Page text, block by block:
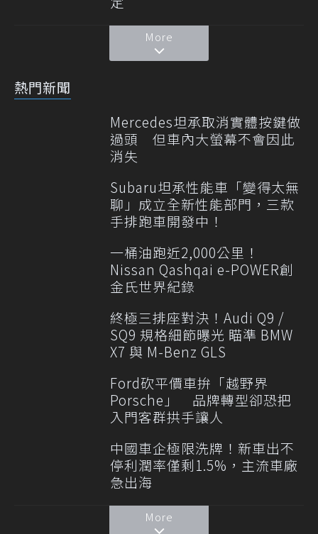
More
熱門新聞
Mercedes坦承取消實體按鍵做
過頭 但車內大螢幕不會因此
消失
Subaru坦承性能車「變得太無
聊」成立全新性能部門，三款
手排跑車開發中！
一桶油跑近2,000公里！
Nissan Qashqai e-POWER創
金氏世界紀錄
終極三排座對決！Audi Q9 /
SQ9 規格細節曝光 瞄準 BMW
X7 與 M-Benz GLS
Ford砍平價車拚「越野界
Porsche」 品牌轉型卻恐把
入門客群拱手讓人
中國車企極限洗牌！新車出不
停利潤率僅剩1.5%，主流車廠
急出海
More